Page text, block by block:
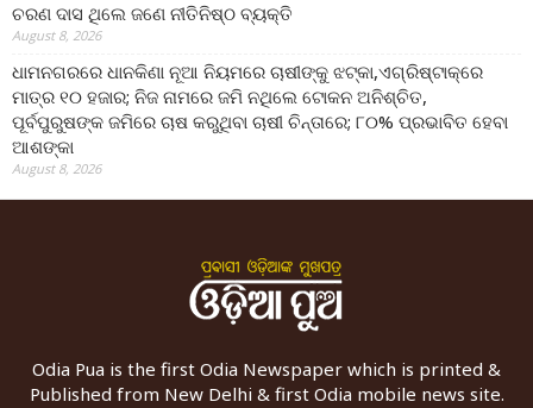
ଚରଣ ଦାସ ଥିଲେ ଜଣେ ନୀତିନିଷ୍ଠ ବ୍ୟକ୍ତି
August 8, 2026
ଧାମନଗରରେ ଧାନକିଣା ନୂଆ ନିୟମରେ ଚାଷୀଙ୍କୁ ଝଟ୍‌କା,ଏଗ୍ରିଷ୍ଟାକ୍‌ରେ
ମାତ୍ର ୧୦ ହଜାର; ନିଜ ନାମରେ ଜମି ନଥିଲେ ଟୋକନ ଅନିଶ୍ଚିତ,
ପୂର୍ବପୁରୁଷଙ୍କ ଜମିରେ ଚାଷ କରୁଥିବା ଚାଷୀ ଚିନ୍ତାରେ; ୮୦% ପ୍ରଭାବିତ ହେବା
ଆଶଙ୍କା
August 8, 2026
Odia Pua is the first Odia Newspaper which is printed &
Published from New Delhi & first Odia mobile news site.